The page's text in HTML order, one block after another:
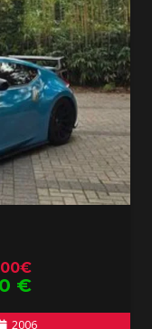
€
2006